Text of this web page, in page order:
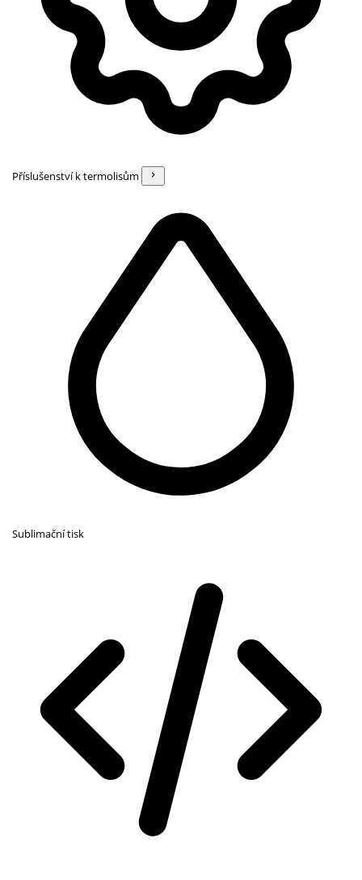
Příslušenství k termolisům
Sublimační tisk